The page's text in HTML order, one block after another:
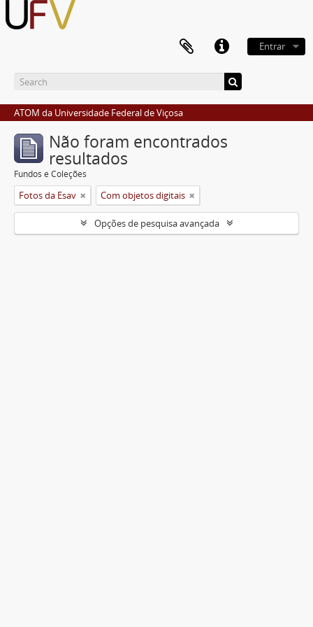
Entrar
ATOM da Universidade Federal de Viçosa
Não foram encontrados
resultados
Fundos e Coleções
Fotos da Esav Com objetos digitais
Opções de pesquisa avançada